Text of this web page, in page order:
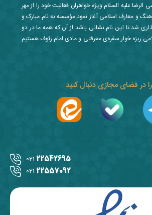
22542695
021
22557092
021
در فضای مجازی دنبال کنید
علیه السلام ویژه خواهران فعالیت خود را از مهر
فرهنگ و معارف اسلامی آغاز نمود.مؤسسه به نام مبارک و
شد تا این نام نشانی باشد از آن که همه ما در دو
ریزه خوار سفره‌ی معرفتی و مادی امام رئوف هستیم